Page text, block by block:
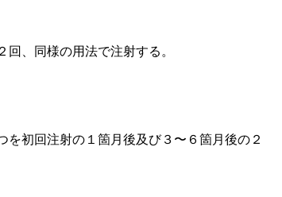
、同様の用法で注射する。
初回注射の１箇月後及び３〜６箇月後の２